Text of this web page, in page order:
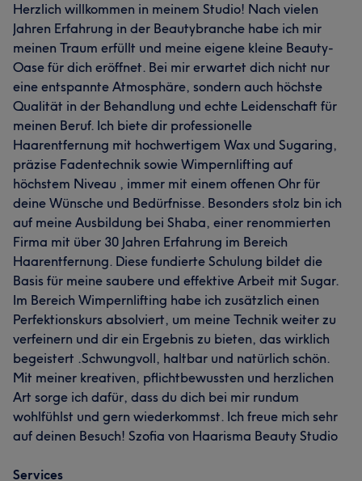
Herzlich willkommen in meinem Studio! Nach vielen
Jahren Erfahrung in der Beautybranche habe ich mir
meinen Traum erfüllt und meine eigene kleine Beauty-
Oase für dich eröffnet. Bei mir erwartet dich nicht nur
eine entspannte Atmosphäre, sondern auch höchste
Qualität in der Behandlung und echte Leidenschaft für
meinen Beruf. Ich biete dir professionelle
Haarentfernung mit hochwertigem Wax und Sugaring,
präzise Fadentechnik sowie Wimpernlifting auf
höchstem Niveau , immer mit einem offenen Ohr für
deine Wünsche und Bedürfnisse. Besonders stolz bin ich
auf meine Ausbildung bei Shaba, einer renommierten
Firma mit über 30 Jahren Erfahrung im Bereich
Haarentfernung. Diese fundierte Schulung bildet die
Basis für meine saubere und effektive Arbeit mit Sugar.
Im Bereich Wimpernlifting habe ich zusätzlich einen
Perfektionskurs absolviert, um meine Technik weiter zu
verfeinern und dir ein Ergebnis zu bieten, das wirklich
begeistert .Schwungvoll, haltbar und natürlich schön.
Mit meiner kreativen, pflichtbewussten und herzlichen
Art sorge ich dafür, dass du dich bei mir rundum
wohlfühlst und gern wiederkommst. Ich freue mich sehr
auf deinen Besuch! Szofia von Haarisma Beauty Studio
Services